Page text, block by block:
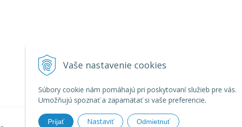
Vaše nastavenie cookies
Súbory cookie nám pomáhajú pri poskytovaní služieb pre vás.
Umožňujú spoznať a zapamätať si vaše preferencie.
Prijať Nastaviť Odmietnuť